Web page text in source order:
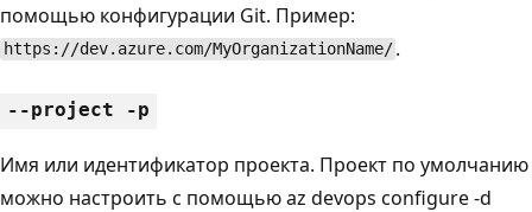
помощью конфигурации Git. Пример:
https://dev.azure.com/MyOrganizationName/ .
--project -p
Имя или идентификатор проекта. Проект по умолчанию
можно настроить с помощью az devops configure -d